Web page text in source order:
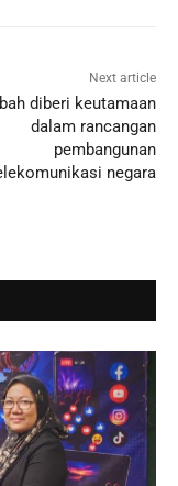
Next article
diberi keutamaan
dalam rancangan
pembangunan
negara